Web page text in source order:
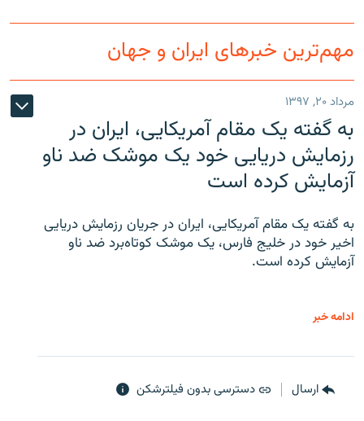
مهم‌ترین خبرهای ایران و جهان
مرداد ۲۰, ۱۳۹۷
به گفته یک مقام آمریکایی، ایران در
رزمایش دریایی خود یک موشک ضد ناو
آزمایش کرده است
به گفته یک مقام آمریکایی، ایران در جریان رزمایش دریایی
اخیر خود در خلیج فارس، یک موشک کوتاه‌برد ضد ناو
آزمایش کرده است.
ادامه خبر
ارسال دسترسی بدون فیلترشکن